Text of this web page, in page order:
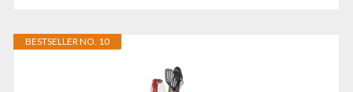
BESTSELLER NO. 10